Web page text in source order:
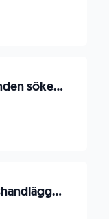
Specialförbanden söker informationsledare (IMO) till SFL
Signalskyddshandläggare